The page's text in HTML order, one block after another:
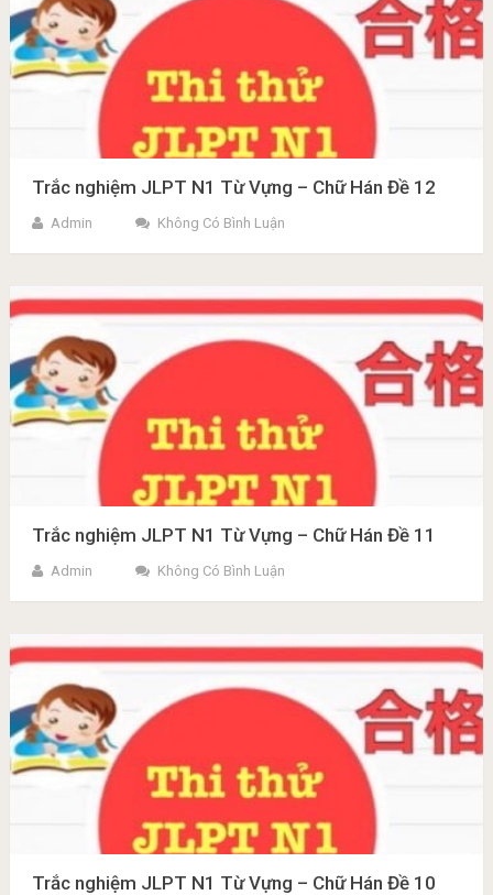
Trắc nghiệm JLPT N1 Từ Vựng – Chữ Hán Đề 12
Admin Không Có Bình Luận
Trắc nghiệm JLPT N1 Từ Vựng – Chữ Hán Đề 11
Admin Không Có Bình Luận
Trắc nghiệm JLPT N1 Từ Vựng – Chữ Hán Đề 10